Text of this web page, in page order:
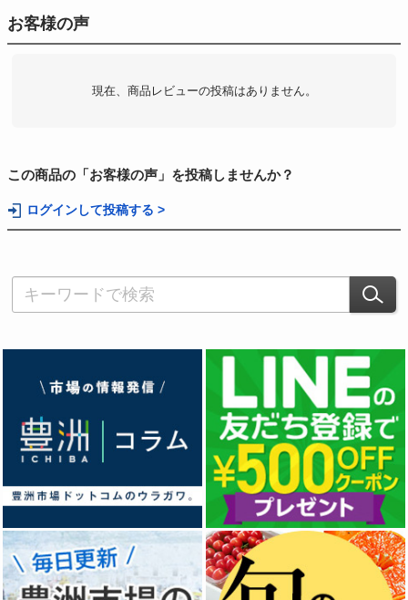
お客様の声
現在、商品レビューの投稿はありません。
この商品の「お客様の声」を投稿しませんか？
ログインして投稿する >